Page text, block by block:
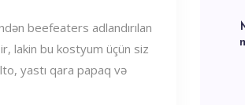
beefeaters adlandırılan
lakin bu kostyum üçün siz
yastı qara papaq və